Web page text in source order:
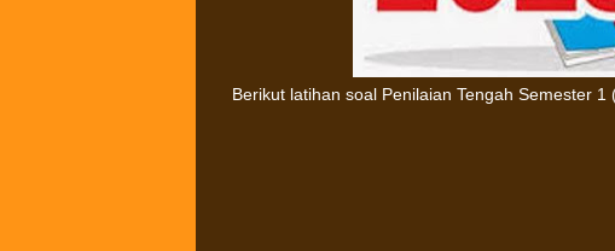
Berikut latihan soal Penilaian Tengah Semester 1